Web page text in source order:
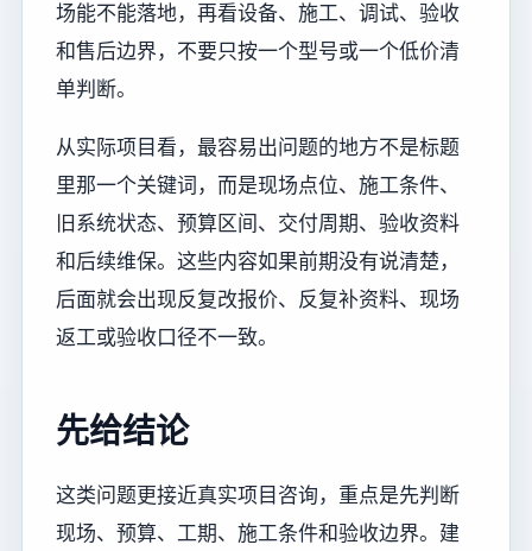
场能不能落地，再看设备、施工、调试、验收
和售后边界，不要只按一个型号或一个低价清
单判断。
从实际项目看，最容易出问题的地方不是标题
里那一个关键词，而是现场点位、施工条件、
旧系统状态、预算区间、交付周期、验收资料
和后续维保。这些内容如果前期没有说清楚，
后面就会出现反复改报价、反复补资料、现场
返工或验收口径不一致。
先给结论
这类问题更接近真实项目咨询，重点是先判断
现场、预算、工期、施工条件和验收边界。建